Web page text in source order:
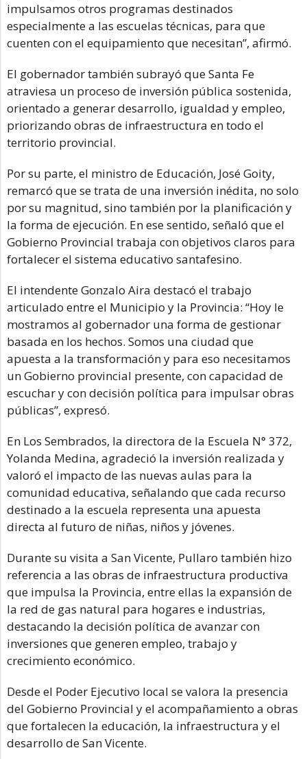
impulsamos otros programas destinados
especialmente a las escuelas técnicas, para que
cuenten con el equipamiento que necesitan”, afirmó.
El gobernador también subrayó que Santa Fe
atraviesa un proceso de inversión pública sostenida,
orientado a generar desarrollo, igualdad y empleo,
priorizando obras de infraestructura en todo el
territorio provincial.
Por su parte, el ministro de Educación, José Goity,
remarcó que se trata de una inversión inédita, no solo
por su magnitud, sino también por la planificación y
la forma de ejecución. En ese sentido, señaló que el
Gobierno Provincial trabaja con objetivos claros para
fortalecer el sistema educativo santafesino.
El intendente Gonzalo Aira destacó el trabajo
articulado entre el Municipio y la Provincia: “Hoy le
mostramos al gobernador una forma de gestionar
basada en los hechos. Somos una ciudad que
apuesta a la transformación y para eso necesitamos
un Gobierno provincial presente, con capacidad de
escuchar y con decisión política para impulsar obras
públicas”, expresó.
En Los Sembrados, la directora de la Escuela N° 372,
Yolanda Medina, agradeció la inversión realizada y
valoró el impacto de las nuevas aulas para la
comunidad educativa, señalando que cada recurso
destinado a la escuela representa una apuesta
directa al futuro de niñas, niños y jóvenes.
Durante su visita a San Vicente, Pullaro también hizo
referencia a las obras de infraestructura productiva
que impulsa la Provincia, entre ellas la expansión de
la red de gas natural para hogares e industrias,
destacando la decisión política de avanzar con
inversiones que generen empleo, trabajo y
crecimiento económico.
Desde el Poder Ejecutivo local se valora la presencia
del Gobierno Provincial y el acompañamiento a obras
que fortalecen la educación, la infraestructura y el
desarrollo de San Vicente.